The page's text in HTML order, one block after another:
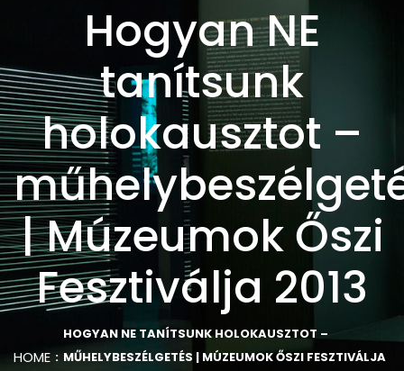
Hogyan NE
tanítsunk
holokausztot –
| Múzeumok Őszi
Fesztiválja 2013
HOME
HOGYAN NE TANÍTSUNK HOLOKAUSZTOT –
MŰHELYBESZÉLGETÉS | MÚZEUMOK ŐSZI FESZTIVÁLJA